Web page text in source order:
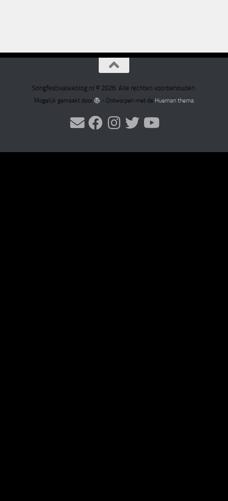
Songfestivalweblog.nl © 2026. Alle rechten voorbehouden.
Mogelijk gemaakt door - Ontworpen met de Hueman thema